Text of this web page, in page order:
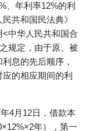
、年利率12%的利
共和国民法典》
中华人民共和国合
规定，由于原、被
息的先后顺序，
的相应期间的利
4月12日，借款本
年），第一